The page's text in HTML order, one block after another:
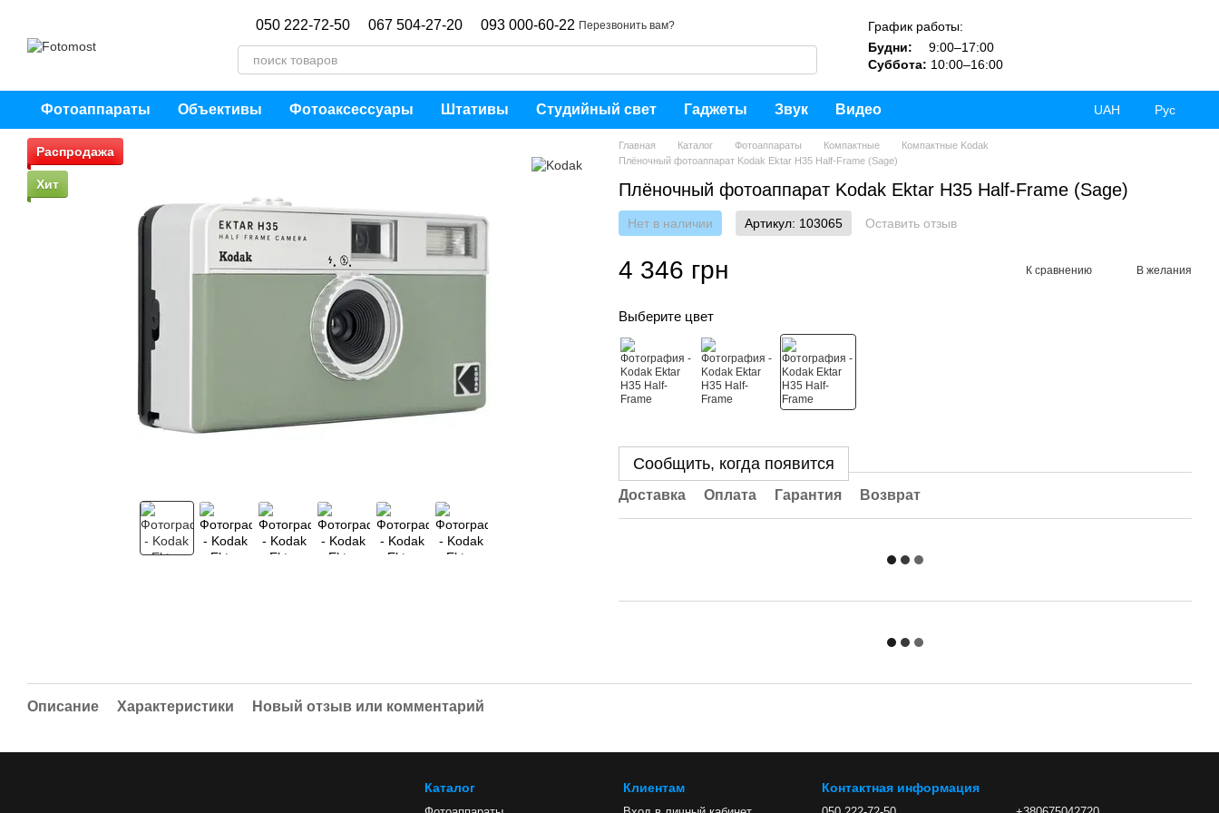
050 222-72-50 067 504-27-20 093 000-60-22 Перезвонить вам?
График работы:
Будни:
9:00–17:00
Суббота: 10:00–16:00
Фотоаппараты Объективы Фотоаксессуары Штативы Студийный свет Гаджеты Звук Видео UAH Рус
Распродажа
Хит
Главная Каталог Фотоаппараты Компактные
Компактные Kodak
Плёночный фотоаппарат Kodak Ektar H35 Half-Frame (Sage)
Плёночный фотоаппарат Kodak Ektar H35 Half-Frame (Sage)
Нет в наличии Артикул: 103065 Оставить отзыв
4 346 грн К сравнению В желания
Выберите цвет
Сообщить, когда появится
Доставка Оплата Гарантия Возврат
Описание Характеристики Новый отзыв или комментарий
Каталог Клиентам Контактная информация